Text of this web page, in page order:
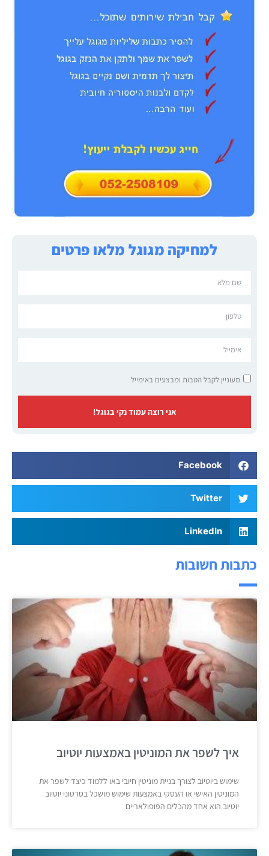
למחיקה מגוגל מלאו פרטים
מעוניין לקבל הטבות ומבצעים באימייל
אני רוצה עמוד נקי בגוגל!
Facebook
Twitter
LinkedIn
כתבות חשובות
איך לשפר את המוניטין באמצעות יוטיוב
שימוש ביוטיוב לצורך בניית מוניטין חיובי באו ללמוד כיצד לשפר את
המוניטין האישי או העסקי באמצעות שימוש מושכל בסרטוני יוטיוב
יוטיוב הוא אחד מהכלים הפופולאריים